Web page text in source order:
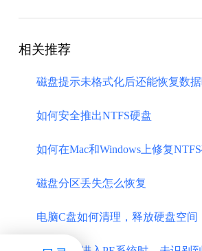
相关推荐
磁盘提示未格式化后还能恢复数
如何安全推出NTFS硬盘
如何在Mac和Windows上修复
磁盘分区丢失怎么恢复
电脑C盘如何清理，释放硬盘空间